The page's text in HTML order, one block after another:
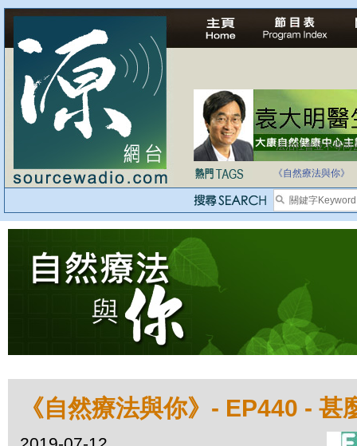
法治社會並不等同
自家教育合法化-
《自然療法與你》
《自然療法與你》- EP440 - 甚